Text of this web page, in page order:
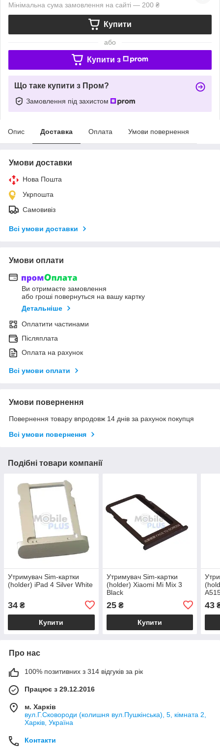
Мінімальна сума замовлення на сайті — 200 ₴
Купити
або
Купити з
Що таке купити з Пром?
Замовлення під захистом
Опис Доставка Оплата Умови повернення
Умови доставки
Нова Пошта
Укрпошта
Самовивіз
Всі умови доставки
Умови оплати
Ви отримаєте замовлення
або гроші повернуться на вашу картку
Детальніше
Оплатити частинами
Післяплата
Оплата на рахунок
Всі умови оплати
Умови повернення
Повернення товару впродовж 14 днів за рахунок покупця
Всі умови повернення
Подібні товари компанії
Утримувач Sim-картки
(holder) iPad 4 Silver White
34 ₴
Купити
Утримувач Sim-картки
(holder) Xiaomi Mi Mix 3
Black
25₴
Купити
43
Про нас
100% позитивних з 314 відгуків за рік
Працює з 29.12.2016
м. Харків
вул.Г.Сковороди (колишня вул.Пушкінська), 5, кімната 2,
Харків, Україна
Контакти